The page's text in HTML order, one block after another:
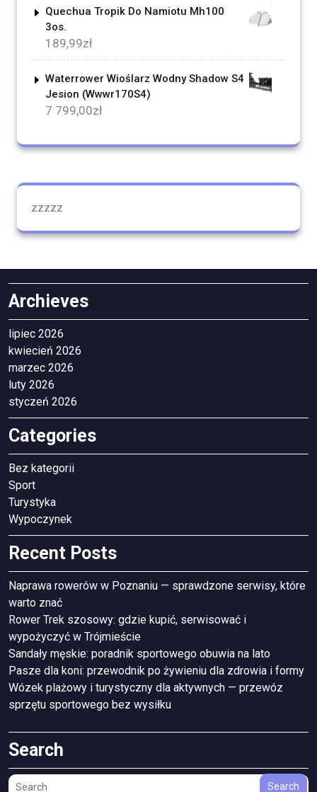
Quechua Tropik Do Namiotu Mh100
3os.
189,99zł
Waterrower Wioślarz Wodny Shadow S4
Jesion (Wwwr170S4)
7 799,00zł
zzzzz
Archieves
lipiec 2026
kwiecień 2026
marzec 2026
luty 2026
styczeń 2026
Categories
Bez kategorii
Sport
Turystyka
Wypoczynek
Recent Posts
Naprawa rowerów w Poznaniu — sprawdzone serwisy, które
warto znać
Rower Trek szosowy: gdzie kupić, serwisować i
wypożyczyć w Trójmieście
Sandały męskie: poradnik sportowego obuwia na lato
Pasze dla koni: przewodnik po żywieniu dla zdrowia i formy
Wózek plażowy i turystyczny dla aktywnych — przewóz
sprzętu sportowego bez wysiłku
Search
Search